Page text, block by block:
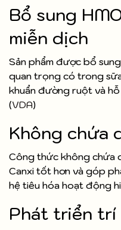
Bổ sung
miễn dịch
Sản phẩm được bổ
quan trọng có trong
khuẩn đường ruột và hỗ
(VDA)
Không chứa
Công thức không chứa
Canxi tốt hơn và góp
hệ tiêu hóa hoạt động
Phát triển trí